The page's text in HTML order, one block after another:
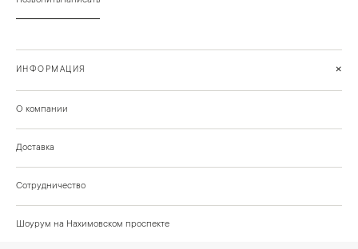
ИНФОРМАЦИЯ +
О компании
Доставка
Сотрудничество
Шоурум на Нахимовском проспекте